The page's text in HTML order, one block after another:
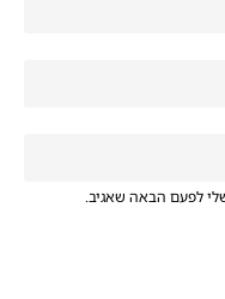
לפעם הבאה שאגיב.